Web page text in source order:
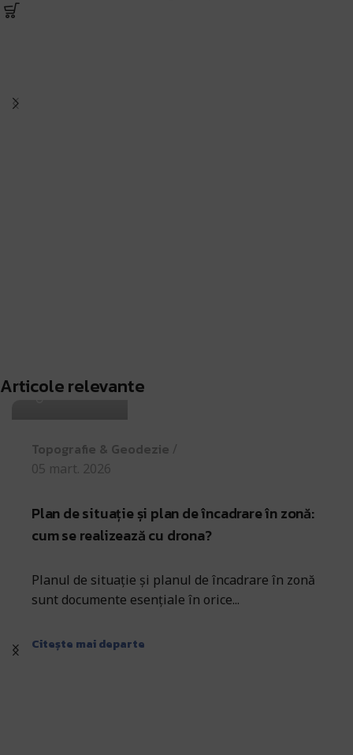
Articole relevante
Topografie & Geodezie
05 mart. 2026
Plan de situație și plan de încadrare în zonă:
cum se realizează cu drona?
Planul de situație și planul de încadrare în zonă
sunt documente esențiale în orice...
Citește mai departe